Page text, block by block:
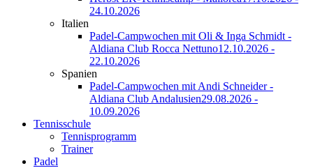
24.10.2026
Italien
Padel-Campwochen mit Oli & Inga Schmidt -
Aldiana Club Rocca Nettuno12.10.2026 -
22.10.2026
Spanien
Padel-Campwochen mit Andi Schneider -
Aldiana Club Andalusien29.08.2026 -
10.09.2026
Tennisschule
Tennisprogramm
Trainer
Padel